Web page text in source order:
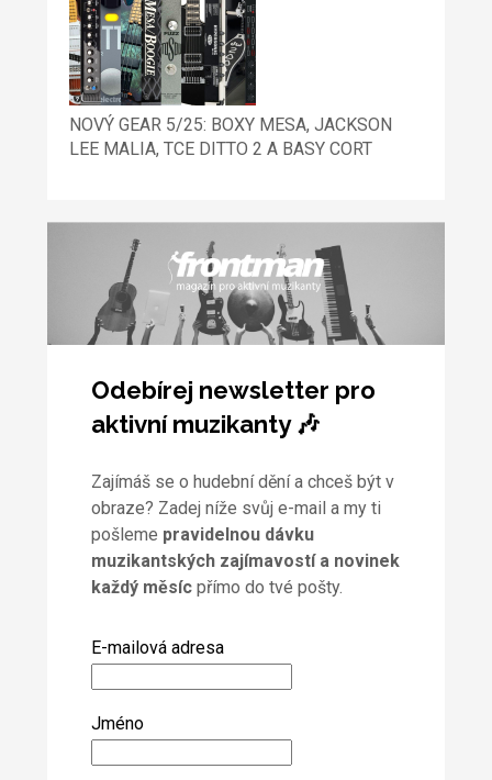
NOVÝ GEAR 5/25: BOXY MESA, JACKSON
LEE MALIA, TCE DITTO 2 A BASY CORT
Odebírej newsletter pro
aktivní muzikanty 🎶
Zajímáš se o hudební dění a chceš být v
obraze? Zadej níže svůj e-mail a my ti
pošleme pravidelnou dávku
muzikantských zajímavostí a novinek
každý měsícpřímo do tvé pošty.
E-mailová adresa
Jméno